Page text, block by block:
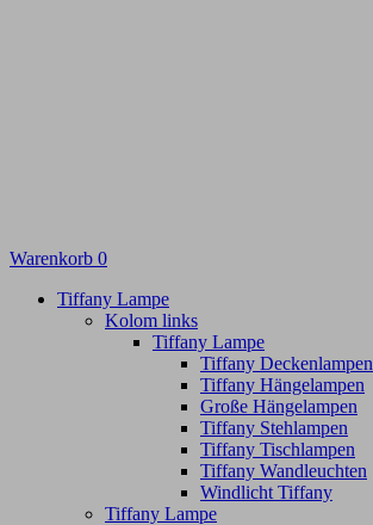
Warenkorb 0
Tiffany Lampe
Kolom links
Tiffany Lampe
Tiffany Deckenlampen
Tiffany Hängelampen
Große Hängelampen
Tiffany Stehlampen
Tiffany Tischlampen
Tiffany Wandleuchten
Windlicht Tiffany
Tiffany Lampe